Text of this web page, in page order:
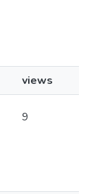
views
9